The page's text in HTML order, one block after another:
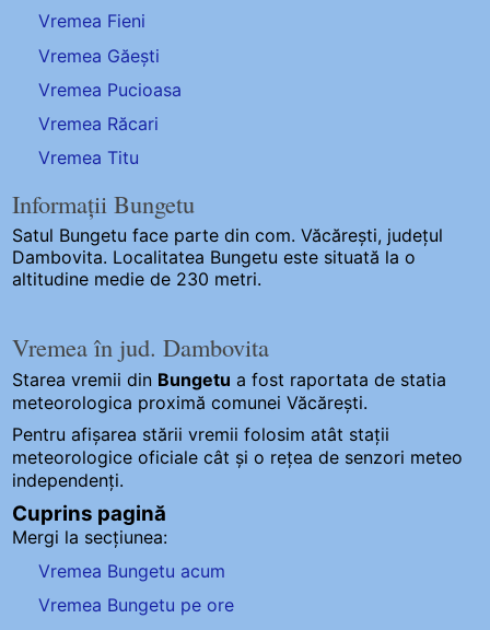
Vremea Fieni
Vremea Găești
Vremea Pucioasa
Vremea Răcari
Vremea Titu
Informații Bungetu
Satul Bungetu face parte din com. Văcărești, județul
Dambovita. Localitatea Bungetu este situată la o
altitudine medie de 230 metri.
Vremea în jud. Dambovita
Starea vremii din Bungetu a fost raportata de statia
meteorologica proximă comunei Văcărești.
Pentru afișarea stării vremii folosim atât stații
meteorologice oficiale cât și o rețea de senzori meteo
independenți.
Cuprins pagină
Mergi la secțiunea:
Vremea Bungetu acum
Vremea Bungetu pe ore